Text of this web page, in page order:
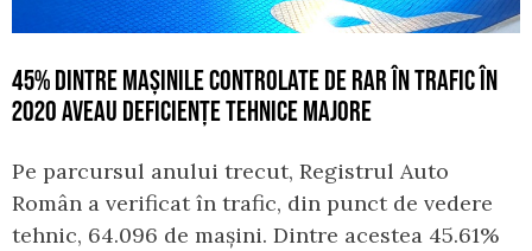
45% DINTRE MAȘINILE CONTROLATE DE RAR ÎN TRAFIC ÎN
2020 AVEAU DEFICIENȚE TEHNICE MAJORE
Pe parcursul anului trecut, Registrul Auto
Român a verificat în trafic, din punct de vedere
tehnic, 64.096 de mașini. Dintre acestea 45.61%